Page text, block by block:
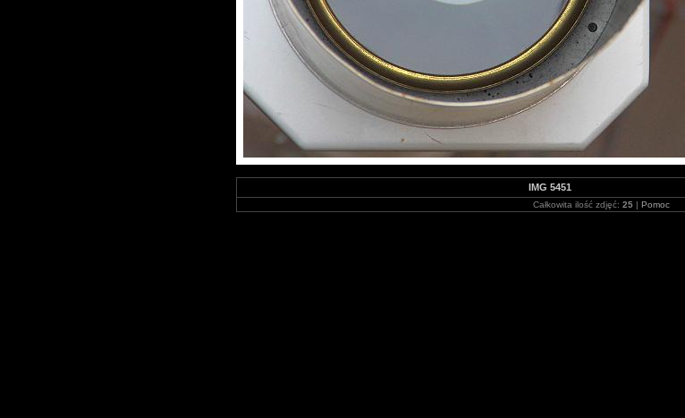
IMG 5451
Całkowita ilość zdjęć: 25| Pomoc